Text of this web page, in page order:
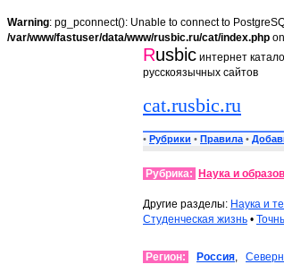
Warning: pg_pconnect(): Unable to connect to
/var/www/fastuser/data/www/rusbic.ru/cat/index.php
Rusbic интернет
русскоязычных сайтов
cat.rusbic.ru
• Рубрики • Правила •
Рубрика: Наука и
Другие разделы: Наука и
Студенческая жизнь •
Регион: Россия,